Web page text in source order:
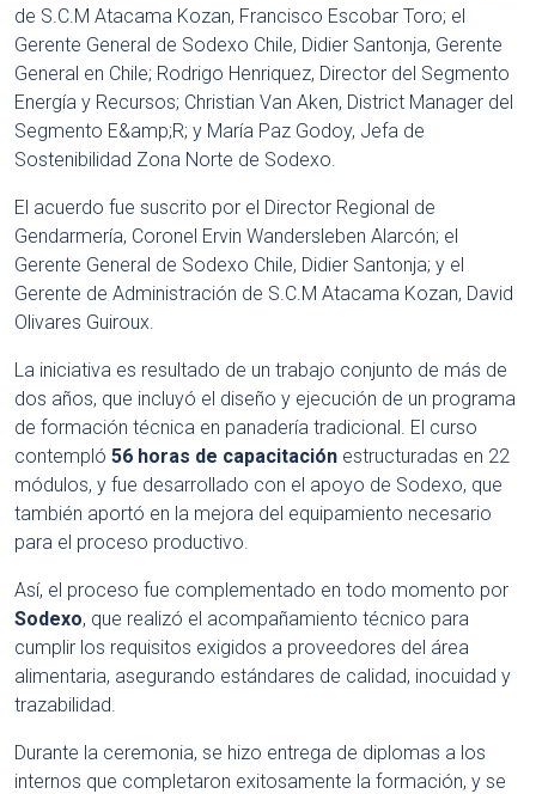
de S.C.M Atacama Kozan, Francisco Escobar Toro; el
Gerente General de Sodexo Chile, Didier Santonja, Gerente
General en Chile; Rodrigo Henriquez, Director del Segmento
Energía y Recursos; Christian Van Aken, District Manager del
Segmento E&amp;R; y María Paz Godoy, Jefa de
Sostenibilidad Zona Norte de Sodexo.
El acuerdo fue suscrito por el Director Regional de
Gendarmería, Coronel Ervin Wandersleben Alarcón; el
Gerente General de Sodexo Chile, Didier Santonja; y el
Gerente de Administración de S.C.M Atacama Kozan, David
Olivares Guiroux.
La iniciativa es resultado de un trabajo conjunto de más de
dos años, que incluyó el diseño y ejecución de un programa
de formación técnica en panadería tradicional. El curso
contempló 56 horas de capacitación estructuradas en 22
módulos, y fue desarrollado con el apoyo de Sodexo, que
también aportó en la mejora del equipamiento necesario
para el proceso productivo.
Así, el proceso fue complementado en todo momento por
Sodexo, que realizó el acompañamiento técnico para
cumplir los requisitos exigidos a proveedores del área
alimentaria, asegurando estándares de calidad, inocuidad y
trazabilidad.
Durante la ceremonia, se hizo entrega de diplomas a los
internos que completaron exitosamente la formación, y se